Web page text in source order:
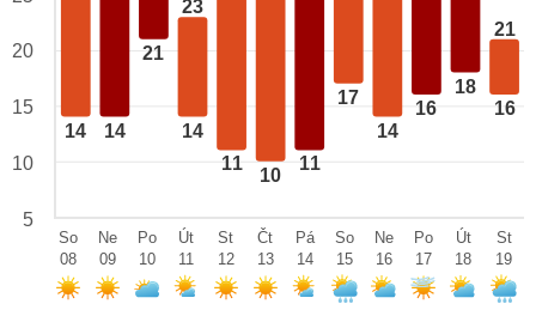
14 14
21
23
14
11
10
11
17
14
16
18
21
16
20
15
10
5
So
08
Ne
09
Po
10
Út
11
St
12
Čt
13
Pá
14
So
15
Ne
16
Po
17
Út
18
St
19